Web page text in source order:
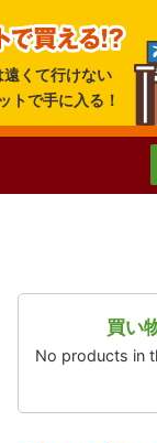
くて行けない
トで手に入る！
買い
No products in